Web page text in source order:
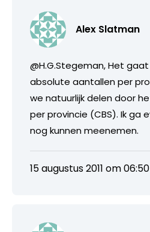
Alex Slatman
@H.G.Stegeman, Het
absolute aantallen per
we natuurlijk delen door
per provincie (CBS). Ik ga
nog kunnen meenemen.
15 augustus 2011 om 06:50